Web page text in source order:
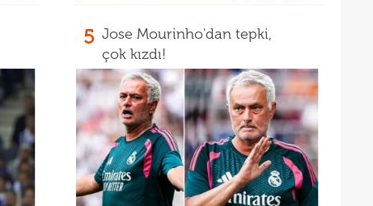
5 Jose Mourinho'dan tepki,
çok kızdı!